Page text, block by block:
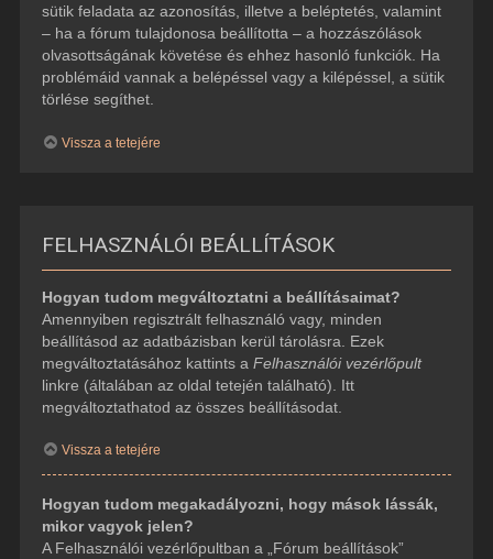
sütik feladata az azonosítás, illetve a beléptetés, valamint
– ha a fórum tulajdonosa beállította – a hozzászólások
olvasottságának követése és ehhez hasonló funkciók. Ha
problémáid vannak a belépéssel vagy a kilépéssel, a sütik
törlése segíthet.
Vissza a tetejére
FELHASZNÁLÓI BEÁLLÍTÁSOK
Hogyan tudom megváltoztatni a beállításaimat?
Amennyiben regisztrált felhasználó vagy, minden
beállításod az adatbázisban kerül tárolásra. Ezek
megváltoztatásához kattints a Felhasználói vezérlőpult
linkre (általában az oldal tetején található). Itt
megváltoztathatod az összes beállításodat.
Vissza a tetejére
Hogyan tudom megakadályozni, hogy mások lássák,
mikor vagyok jelen?
A Felhasználói vezérlőpultban a „Fórum beállítások”